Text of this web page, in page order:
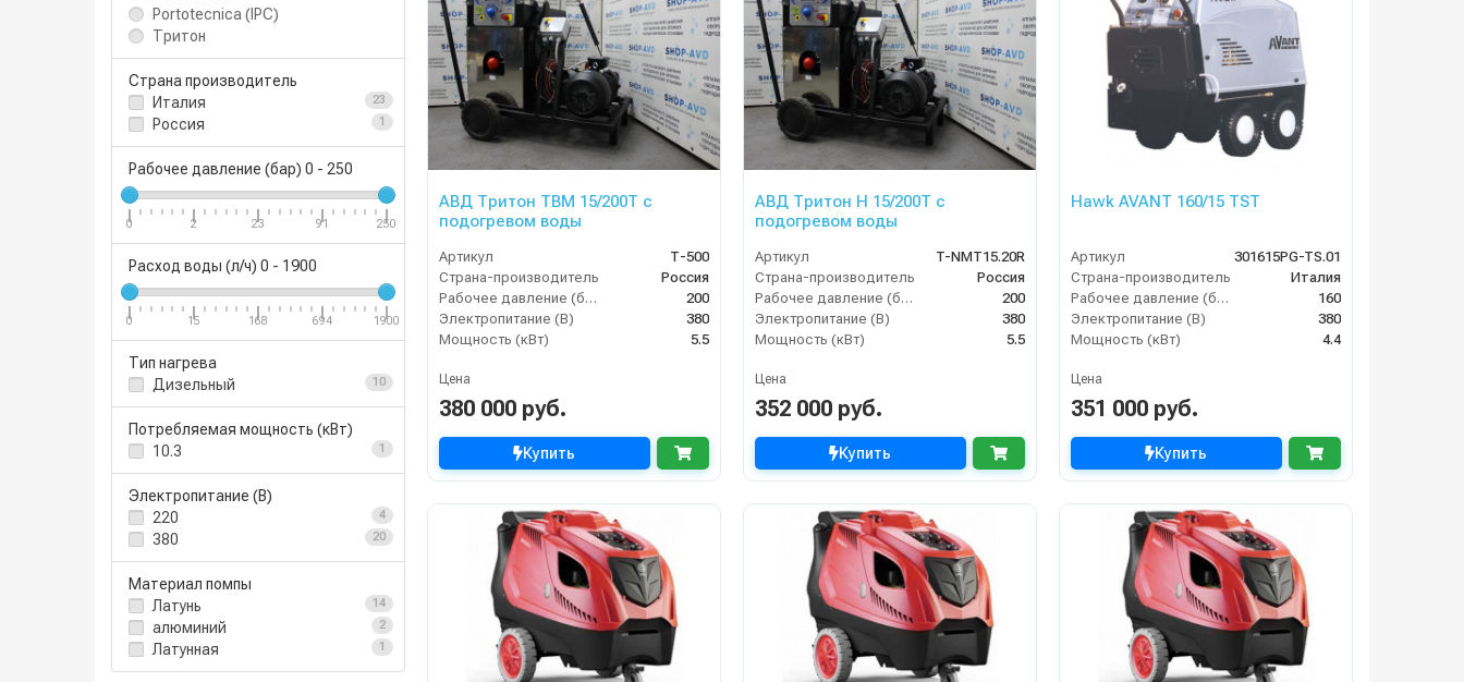
Portotecnica (IPC)
Тритон
Страна производитель
Италия
23
Россия 1
Рабочее давление (бар) 0 - 250
0 2 23 91 250
Расход воды (л/ч) 0 - 1900
0 15 168 694 1900
Тип нагрева
Дизельный
10
Потребляемая мощность (кВт)
10.3
1
Электропитание (В)
220
4
380 20
Материал помпы
Латунь
14
алюминий 2
Латунная 1
АВД Тритон TBM 15/200Т с
подогревом воды
Артикул
Т-500
Страна-производитель
Россия
Рабочее давление (бар)
200
Электропитание (В)
380
Мощность (кВт)
5.5
Цена
380 000 руб.
Купить
АВД Тритон H 15/200Т с
подогревом воды
Артикул
T-NMT15.20R
Страна-производитель
Россия
Рабочее давление (бар)
200
Электропитание (В)
380
Мощность (кВт)
5.5
Цена
352 000 руб.
Купить
Hawk AVANT 160/15 TST
Артикул
301615PG-TS.01
Страна-производитель
Италия
Рабочее давление (бар)
160
Электропитание (В)
380
Мощность (кВт)
4.4
Цена
351 000 руб.
Купить